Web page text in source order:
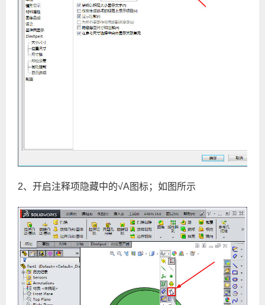
2、 开启注释项隐藏中的√A图标；如图所示